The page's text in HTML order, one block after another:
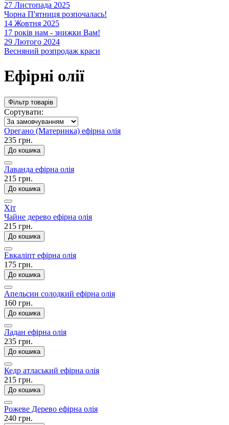
27 Листопада 2025
Чорна П'ятниця розпочалась!
14 Жовтня 2025
17 років нам - знижки Вам!
29 Лютого 2024
Весняний розпродаж краси
Ефірні олії
Фільтр товарів
Сортувати:
Орегано (Материнка) ефірна олія
235 грн.
До кошика
Лаванда ефірна олія
215 грн.
До кошика
Хіт
Чайне дерево ефірна олія
215 грн.
До кошика
Евкаліпт ефірна олія
175 грн.
До кошика
Апельсин солодкий ефірна олія
160 грн.
До кошика
Ладан ефірна олія
235 грн.
До кошика
Кедр атласький ефірна олія
215 грн.
До кошика
Рожеве Дерево ефірна олія
240 грн.